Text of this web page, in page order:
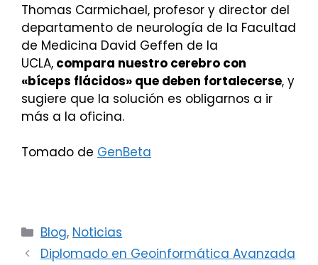
Thomas Carmichael, profesor y director del
departamento de neurología de la Facultad
de Medicina David Geffen de la
UCLA, compara nuestro cerebro con
«bíceps flácidos» que deben fortalecerse, y
sugiere que la solución es obligarnos a ir
más a la oficina.
Tomado de GenBeta
Categorías
Blog, Noticias
Diplomado en Geoinformática Avanzada